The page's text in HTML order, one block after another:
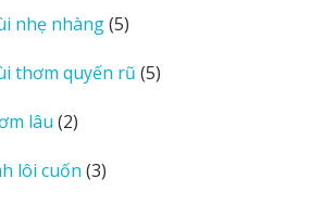
nhẹ nhàng 55
phẩm
thơm quyến rũ 55
lâu 22
phẩm
lôi cuốn 33